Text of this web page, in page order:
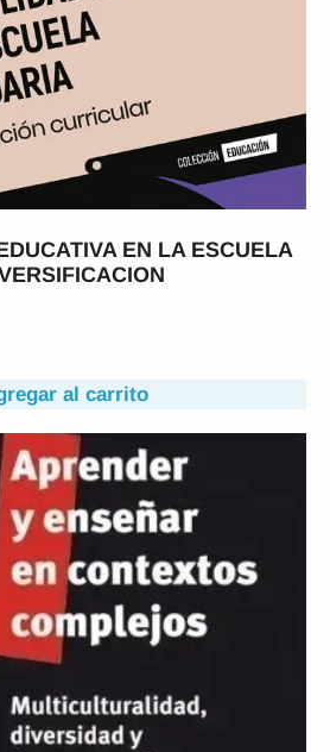
EN LA ESCUELA
al carrito